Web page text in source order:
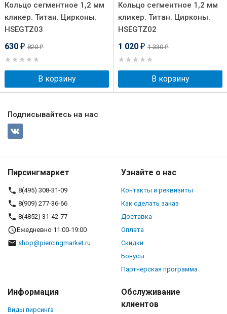
Кольцо сегментное 1,2 мм
кликер. Титан. Цирконы.
HSEGTZ03
630 ₽ 820₽
В корзину
Кольцо сегментное 1,2 мм
кликер. Титан. Цирконы.
HSEGTZ02
1 020 ₽ 1 330₽
В корзину
Подписывайтесь на нас
Пирсингмаркет
8(495) 308-31-09
8(909) 277-36-66
8(4852) 31-42-77
Ежедневно 11:00-19:00
shop@piercingmarket.ru
Узнайте о нас
Контакты и реквизиты
Как сделать заказ
Доставка
Оплата
Скидки
Бонусы
Партнерская программа
Информация
Виды пирсинга
Обслуживание
клиентов